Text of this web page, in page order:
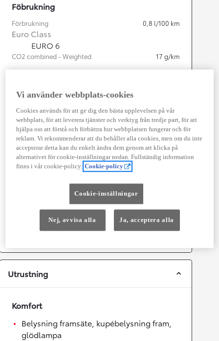
Föbrukning
Förbrukning 0,8 l/100 km
Euro Class
EURO 6
CO2 combined - Weighted 17 g/km
Kapacitet
1 987cc
Effekt
164kw (223 hk)
Prestanda
Topphastighet
Växellåda
Framhjulsdrift
Utrustning
Komfort
Belysning framsäte, kupébelysning fram,
glödlampa
Vi använder webbplats-cookies
Cookies används för att ge dig den bästa upplevelsen på vår
webbplats, för att leverera tjänster och verktyg från tredje part, för att
hjälpa oss att förstå och förbättra hur webbplatsen fungerar och för
reklam. Vi rekommenderar att du behåller alla cookies, men om du inte
accepterar detta kan du enkelt ändra dem genom att klicka på
alternativet för cookie-inställningar nedan. Fullständig information
finns i vår cookie-policy. Cookie-policy
Cookie-inställningar
Nej, avvisa alla Ja, acceptera alla